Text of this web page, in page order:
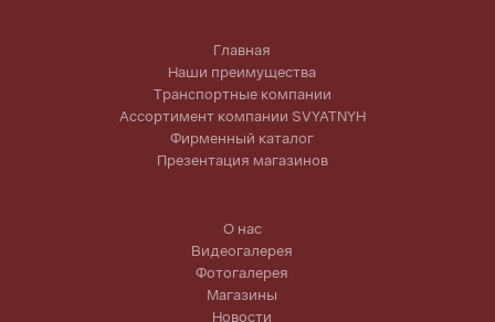
Главная
Наши преимущества
Транспортные компании
Ассортимент компании SVYATNYH
Фирменный каталог
Презентация магазинов
О нас
Видеогалерея
Фотогалерея
Магазины
Новости